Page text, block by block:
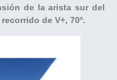
de la arista sur del
de V+, 70º.